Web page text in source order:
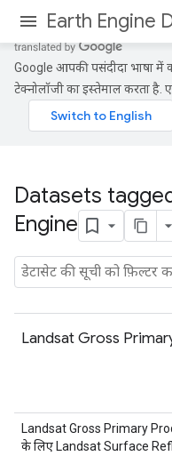
Earth Engine
Google आपकी पसंदीदा भाषा
टेक्नोलॉजी का इस्तेमाल करता है.
Datasets
Engine
Landsat Gross
Landsat Gross Primary
के लिए Landsat Surface